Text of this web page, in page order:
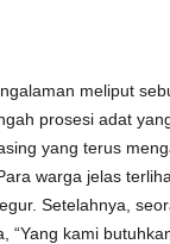
meliput
prosesi adat
yang terus
warga jelas
Setelahnya,
“Yang kami